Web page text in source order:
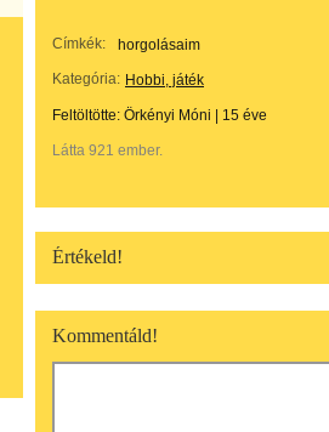
Címkék:
horgolásaim
Kategória: Hobbi, játék
Feltöltötte: Örkényi Móni 15 éve
Látta 921 ember.
Értékeld!
Kommentáld!